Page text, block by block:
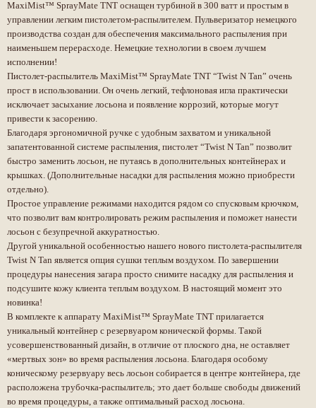
MaxiMist™ SprayMate TNT оснащен турбиной в 300 ватт и простым в
управлении легким пистолетом-распылителем. Пульверизатор немецкого
производства создан для обеспечения максимального распыления при
наименьшем перерасходе. Немецкие технологии в своем лучшем
исполнении!
Пистолет-распылитель MaxiMist™ SprayMate TNT “Twist N Tan” очень
прост в использовании. Он очень легкий, тефлоновая игла практически
исключает засыхание лосьона и появление коррозий, которые могут
привести к засорению.
Благодаря эргономичной ручке с удобным захватом и уникальной
запатентованной системе распыления, пистолет “Twist N Tan” позволит
быстро заменить лосьон, не путаясь в дополнительных контейнерах и
крышках. (Дополнительные насадки для распыления можно приобрести
отдельно).
Простое управление режимами находится рядом со спусковым крючком,
что позволит вам контролировать режим распыления и поможет нанести
лосьон с безупречной аккуратностью.
Другой уникальной особенностью нашего нового пистолета-распылителя
Twist N Tan является опция сушки теплым воздухом. По завершении
процедуры нанесения загара просто снимите насадку для распыления и
подсушите кожу клиента теплым воздухом. В настоящий момент это
новинка!
В комплекте к аппарату MaxiMist™ SprayMate TNT прилагается
уникальный контейнер с резервуаром конической формы. Такой
усовершенствованный дизайн, в отличие от плоского дна, не оставляет
«мертвых зон» во время распыления лосьона. Благодаря особому
коническому резервуару весь лосьон собирается в центре контейнера, где
расположена трубочка-распылитель; это дает больше свободы движений
во время процедуры, а также оптимальный расход лосьона.
СПА ДЛЯ НОГ
ПОЛНЫЙ ГИГИЕНИЧЕСКИЙ ПЕДИКЮР
С⦁ПОКРЫТИЕМ ГЕЛЬ ЛАК
3 400 ₽
990 ₽
2 000 ₽
1 500 ₽
200 ₽
СПА ДЛЯ РУК
КОМБИНИРОВАННЫЙ БЕЗ ПОКРЫТИЯ
МАНИКЮР + ГЕЛЬ ЛАК
МУЖСКОЙ МАНИКЮР
ДЕТСКИЙ МАНИКЮР
ПОКРЫТИЕ ОБЫЧНЫМ ЛАКОМ
СНЯТИЕ ГЕЛЬ ЛАКА
В нашем салоне есть услуга дизайна, которая
оплачивается отдельно. С ценами вы можете
ознакомиться в разделе
или у мастера
на приеме
МАНИКЮР
6 000 ₽
10 000 ₽
100 МИНУТ
200 МИНУТ
300 МИНУТ